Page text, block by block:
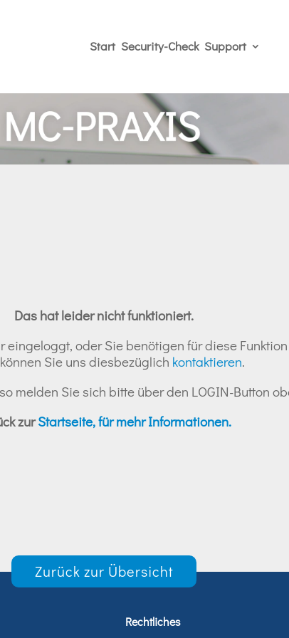
Start Security-Check Support
Das hat leider nicht funktioniert.
oder Sie benötigen für diese
Sie uns diesbezüglich kontaktieren.
melden Sie sich bitte über den LOGIN-Button
zurStartseite, für mehr Informationen.
Zurück zur Übersicht
Rechtliches